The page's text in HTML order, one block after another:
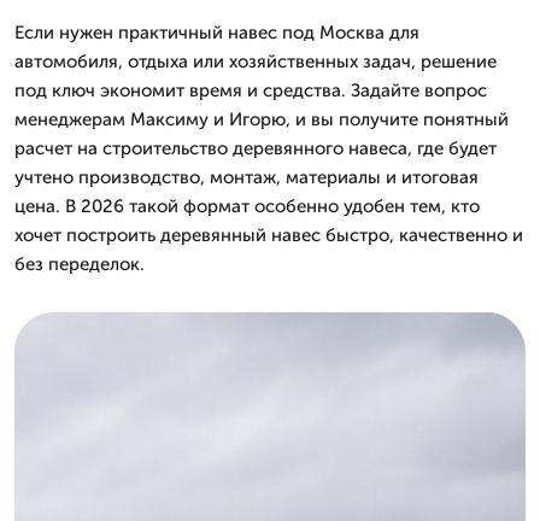
Если нужен практичный навес под Москва для
автомобиля, отдыха или хозяйственных задач, решение
под ключ экономит время и средства. Задайте вопрос
менеджерам Максиму и Игорю, и вы получите понятный
расчет на строительство деревянного навеса, где будет
учтено производство, монтаж, материалы и итоговая
цена. В 2026 такой формат особенно удобен тем, кто
хочет построить деревянный навес быстро, качественно и
без переделок.